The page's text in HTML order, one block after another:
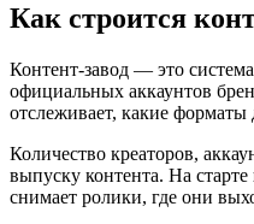
Как строится
Контент-завод — это
официальных аккаунтов
отслеживает, какие
Количество креаторов,
выпуску контента. На
снимает ролики, где они